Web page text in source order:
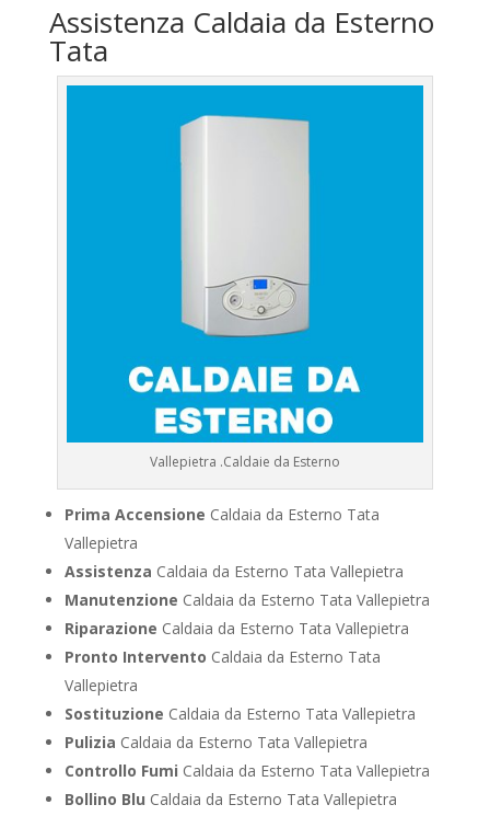
Assistenza Caldaia da Esterno
Tata
Vallepietra .Caldaie da Esterno
Prima Accensione Caldaia da Esterno Tata
Vallepietra
Assistenza Caldaia da Esterno Tata Vallepietra
Manutenzione Caldaia da Esterno Tata Vallepietra
Riparazione Caldaia da Esterno Tata Vallepietra
Pronto Intervento Caldaia da Esterno Tata
Vallepietra
Sostituzione Caldaia da Esterno Tata Vallepietra
Pulizia Caldaia da Esterno Tata Vallepietra
Controllo Fumi Caldaia da Esterno Tata Vallepietra
Bollino Blu Caldaia da Esterno Tata Vallepietra